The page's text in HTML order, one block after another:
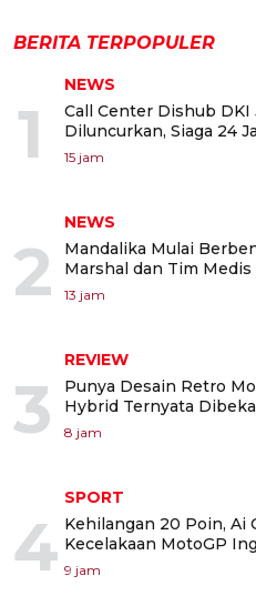
BERITA TERPOPULER
1
NEWS
Call Center Dishub DKI
Diluncurkan, Siaga 24
15 jam
2
NEWS
Mandalika Mulai
Marshal dan Tim Medis
13 jam
3
REVIEW
Punya Desain Retro
Hybrid Ternyata
8 jam
4
SPORT
Kehilangan 20 Poin, Ai
Kecelakaan MotoGP
9 jam